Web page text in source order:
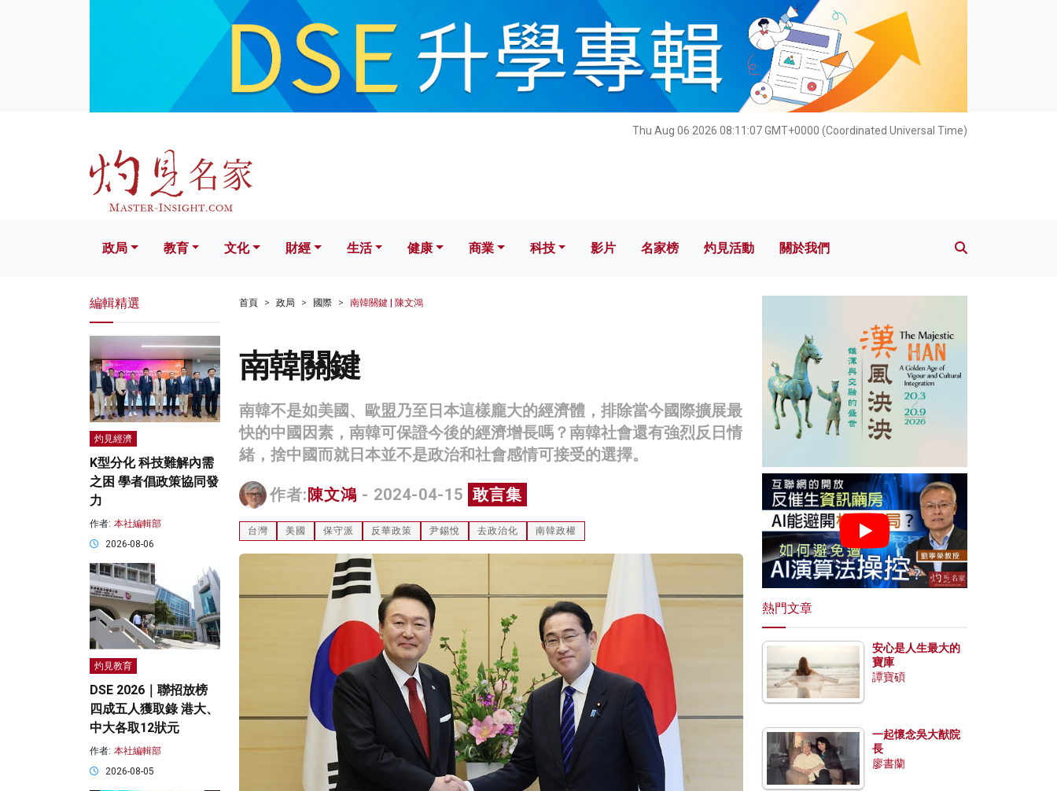
Thu Aug 06 2026 08:11:08 GMT+0000 (Coordinated Universal Time)
文化 財經 生活 健康 科技 影片 名家榜 灼見活動 關於我們
政局 教育 文化 財經 生活 健康 商業 科技 影片 名家榜 灼見活動 關於我們
首頁 政局 國際 南韓關鍵 | 陳文鴻
南韓關鍵
南韓不是如美國、歐盟乃至日本這樣龐大的經濟體，排除當今國際擴展最
快的中國因素，南韓可保證今後的經濟增長嗎？南韓社會還有強烈反日情
緒，捨中國而就日本並不是政治和社會感情可接受的選擇。
作者: 陳文鴻 - 2024-04-15 敢言集
台灣 美國 保守派 反華政策 尹錫悅 去政治化 南韓政權
編輯精選
灼見經濟
K型分化 科技難解內需
之困 學者倡政策協同發
力
作者: 本社編輯部
2026-08-06
灼見教育
DSE 2026｜聯招放榜
四成五人獲取錄 港大、
中大各取12狀元
作者: 本社編輯部
2026-08-05
熱門文章
安心是人生最大的
寶庫
譚寶碩
一起懷念吳大猷院
長
廖書蘭